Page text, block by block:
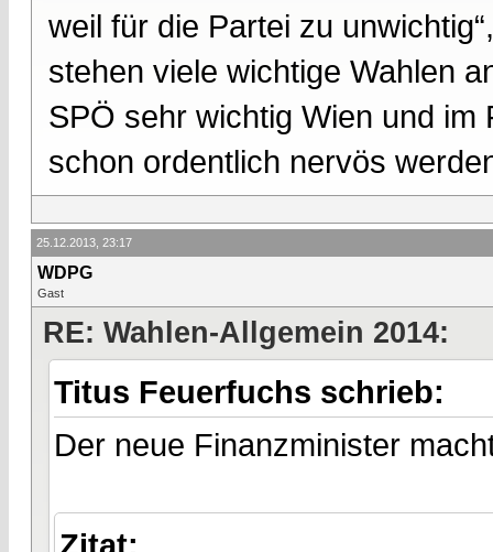
weil für die Partei zu
stehen viele wichtige Wahlen
SPÖ sehr wichtig Wien und
schon ordentlich nervös
25.12.2013, 23:17
WDPG
Gast
RE: Wahlen-Allgemein 2014:
Titus Feuerfuchs schrieb:
Der neue Finanzminister